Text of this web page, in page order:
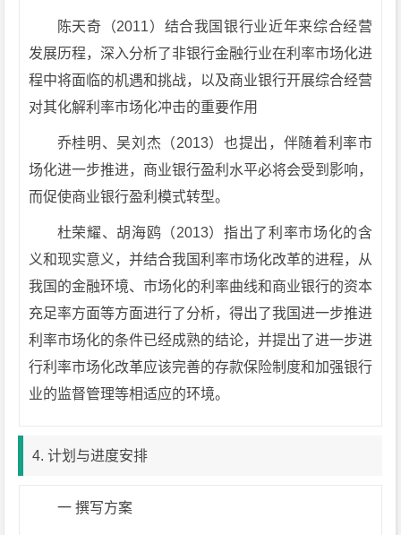
陈天奇（2011）结合我国银行业近年来综合经营
发展历程，深入分析了非银行金融行业在利率市场化进
程中将面临的机遇和挑战，以及商业银行开展综合经营
对其化解利率市场化冲击的重要作用
乔桂明、吴刘杰（2013）也提出，伴随着利率市
场化进一步推进，商业银行盈利水平必将会受到影响，
而促使商业银行盈利模式转型。
杜荣耀、胡海鸥（2013）指出了利率市场化的含
义和现实意义，并结合我国利率市场化改革的进程，从
我国的金融环境、市场化的利率曲线和商业银行的资本
充足率方面等方面进行了分析，得出了我国进一步推进
利率市场化的条件已经成熟的结论，并提出了进一步进
行利率市场化改革应该完善的存款保险制度和加强银行
业的监督管理等相适应的环境。
4. 计划与进度安排
一 撰写方案